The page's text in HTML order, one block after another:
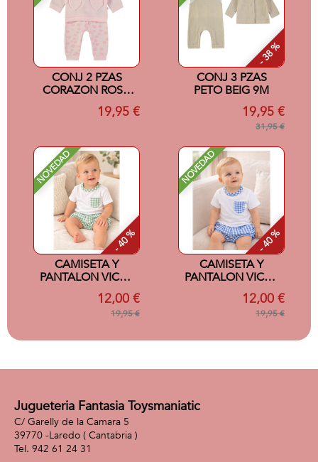
CONJ 2 PZAS
CORAZON ROSA
19,95 €
- 38 %
CONJ 3 PZAS
PETO BEIG 9M
19,95 €
31,95 €
NOVEDAD
- 40 %
CAMISETA Y
PANTALON VICHY
VERDE 6 MESES
12,00 €
19,95 €
NOVEDAD
- 40 %
CAMISETA Y
PANTALON VICHY
AZUL 6 MESES
12,00 €
19,95 €
Jugueteria Fantasia Toysmaniatic
C/ Garelly de la Camara 5
39770 -Laredo ( Cantabria )
942 61 24 31